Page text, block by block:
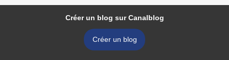
Créer un blog sur Canalblog
Créer un blog